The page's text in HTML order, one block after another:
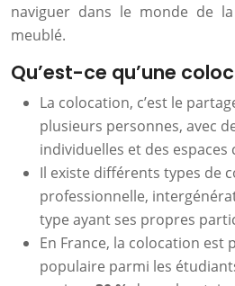
naviguer dans le monde de
meublé.
Qu’est-ce qu’une
La colocation, c’est le
plusieurs personnes, avec
individuelles et des
Il existe différents types de
professionnelle,
type ayant ses propres
En France, la colocation
populaire parmi les